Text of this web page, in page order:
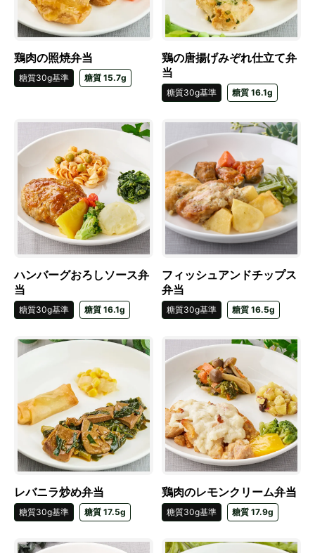
鶏肉の照焼弁当
糖質30g基準 糖質 15.7g
鶏の唐揚げみぞれ仕立て弁
当
糖質30g基準 糖質 16.1g
ハンバーグおろしソース弁
当
糖質30g基準 糖質 16.1g
フィッシュアンドチップス
弁当
糖質30g基準 糖質 16.5g
レバニラ炒め弁当
糖質30g基準 糖質 17.5g
鶏肉のレモンクリーム弁当
糖質30g基準 糖質 17.9g